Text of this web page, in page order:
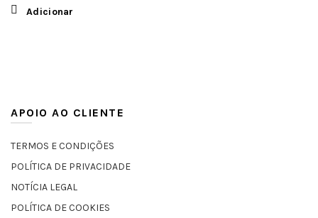
Adicionar
APOIO AO CLIENTE
TERMOS E CONDIÇÕES
POLÍTICA DE PRIVACIDADE
NOTÍCIA LEGAL
POLÍTICA DE COOKIES